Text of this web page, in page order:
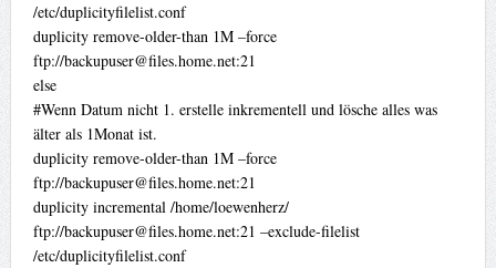
/etc/duplicityfilelist.conf
duplicity remove-older-than 1M –force
ftp://backupuser@files.home.net:21
else
#Wenn Datum nicht 1. erstelle inkrementell und lösche alles was
älter als 1Monat ist.
duplicity remove-older-than 1M –force
ftp://backupuser@files.home.net:21
duplicity incremental /home/loewenherz/
ftp://backupuser@files.home.net:21 –exclude-filelist
/etc/duplicityfilelist.conf